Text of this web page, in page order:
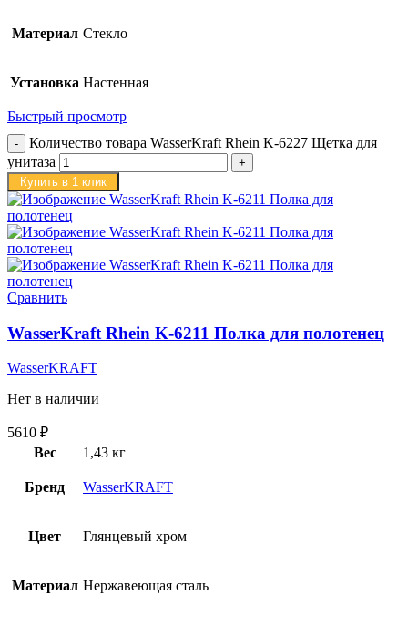
Материал Стекло
Установка Настенная
Быстрый просмотр
Количество товара WasserKraft Rhein K-6227 Щетка для
унитаза
Купить в 1 клик
Сравнить
WasserKraft Rhein K-6211 Полка для полотенец
WasserKRAFT
Нет в наличии
5610 ₽
Вес
1,43 кг
Бренд WasserKRAFT
Цвет Глянцевый хром
Материал Нержавеющая сталь